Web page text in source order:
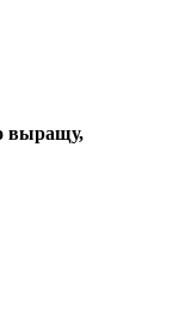
выращу,